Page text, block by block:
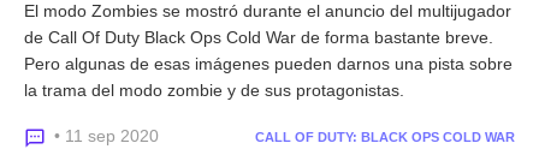
El modo Zombies se mostró durante el anuncio del multijugador
de Call Of Duty Black Ops Cold War de forma bastante breve.
Pero algunas de esas imágenes pueden darnos una pista sobre
la trama del modo zombie y de sus protagonistas.
• 11 sep 2020 CALL OF DUTY: BLACK OPS COLD WAR